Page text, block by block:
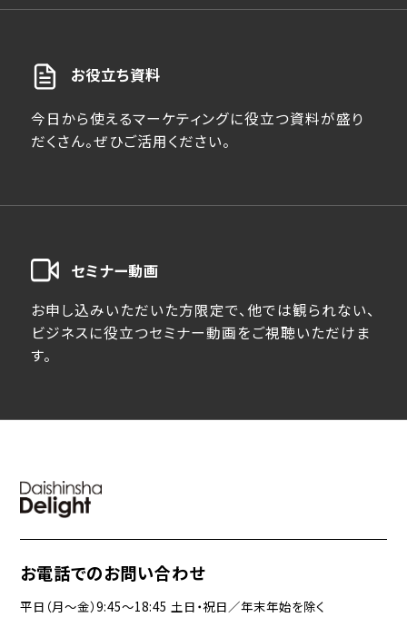
お役立ち資料
今日から使えるマーケティングに役立つ資料が盛り
だくさん。ぜひご活用ください。
セミナー動画
お申し込みいただいた方限定で、他では観られない、
ビジネスに役立つセミナー動画をご視聴いただけま
す。
お電話でのお問い合わせ
平日（月〜金）9:45〜18:45 土日・祝日／年末年始を除く